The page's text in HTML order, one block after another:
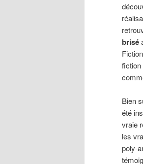
brisé
fiction
Bien
été
vraie
les
poly-